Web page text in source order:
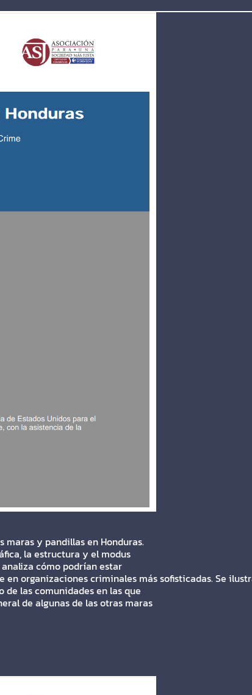
y pandillas en Honduras.
la estructura y el modus
analiza cómo podrían estar
organizaciones criminales más sofisticadas. Se
las comunidades en las que
de algunas de las otras maras